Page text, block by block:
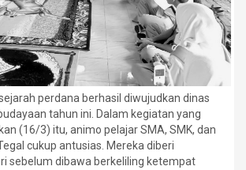
perdana berhasil diwujudkan dinas
tahun ini. Dalam kegiatan yang
(16/3) itu, animo pelajar SMA, SMK, dan
cukup antusias. Mereka diberi
sebelum dibawa berkeliling ketempat